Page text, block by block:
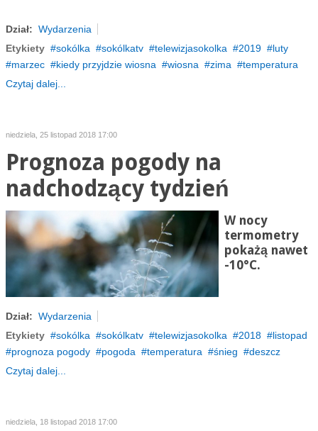
Dział: Wydarzenia
Etykiety
sokólka sokólkatv telewizjasokolka 2019
luty
marzec
kiedy przyjdzie wiosna wiosna zima
temperatura
Czytaj dalej...
niedziela, 25 listopad 2018 17:00
Prognoza pogody na
nadchodzący tydzień
W nocy
termometry
pokażą nawet
-10°C.
Dział: Wydarzenia
Etykiety
sokólka sokólkatv telewizjasokolka 2018
listopad
prognoza pogody
pogoda temperatura śnieg
deszcz
Czytaj dalej...
niedziela, 18 listopad 2018 17:00